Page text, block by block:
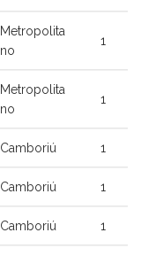
Metropolita
no
1
Metropolita
no
1
Camboriú 1
Camboriú 1
Camboriú 1